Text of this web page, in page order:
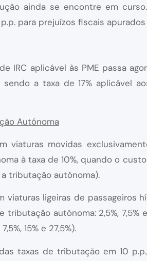
ainda se encontre em
para prejuízos fiscais
IRC aplicável às PME passa
sendo a taxa de 17% aplicável
Autónoma
viaturas movidas
à taxa de 10%, quando o
tributação autónoma).
viaturas ligeiras de passageiros
tributação autónoma: 2,5%, 7,5%
15% e 27,5%).
taxas de tributação em 10